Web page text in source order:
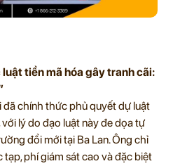
luật tiền mã hóa gây tranh cãi:
chính thức phủ quyết dự luật
lý do đạo luật này đe dọa tự
đổi mới tại Ba Lan. Ông chỉ
phí giám sát cao và đặc biệt